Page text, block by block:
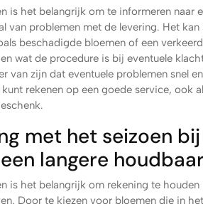
is het belangrijk om te informeren naar
van problemen met de levering. Het
beschadigde bloemen of een
wat de procedure is bij eventuele
van zijn dat eventuele problemen snel
rekenen op een goede service, ook
met het seizoen
langere
is het belangrijk om rekening te
Door te kiezen voor bloemen die in